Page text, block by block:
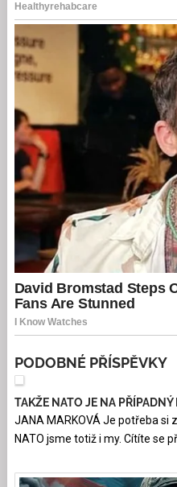
PODOBNÉ PŘÍSPĚVKY
TAKŽE NATO JE NA PŘÍPADNÝ
JANA MARKOVÁ Je potřeba si
NATO jsme totiž i my. Cítíte se